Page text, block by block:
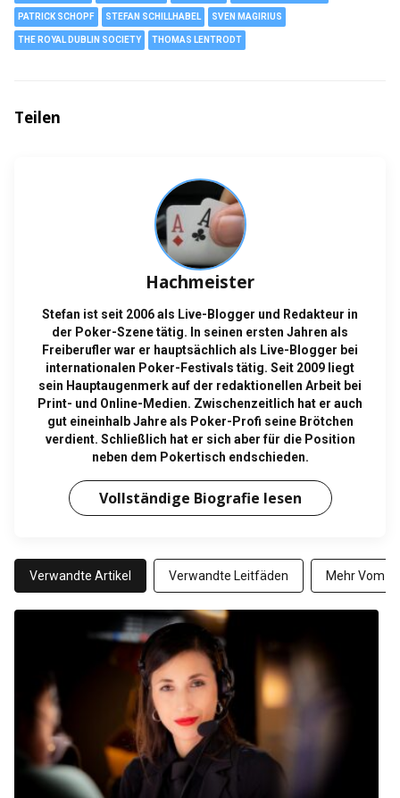
PATRICK SCHOPF STEFAN SCHILLHABEL SVEN MAGIRIUS
THE ROYAL DUBLIN SOCIETY THOMAS LENTRODT
Teilen
Hachmeister
Stefan ist seit 2006 als Live-Blogger und Redakteur in
der Poker-Szene tätig. In seinen ersten Jahren als
Freiberufler war er hauptsächlich als Live-Blogger bei
internationalen Poker-Festivals tätig. Seit 2009 liegt
sein Hauptaugenmerk auf der redaktionellen Arbeit bei
Print- und Online-Medien. Zwischenzeitlich hat er auch
gut eineinhalb Jahre als Poker-Profi seine Brötchen
verdient. Schließlich hat er sich aber für die Position
neben dem Pokertisch endschieden.
Vollständige Biografie lesen
Verwandte Artikel Verwandte Leitfäden Mehr Vom